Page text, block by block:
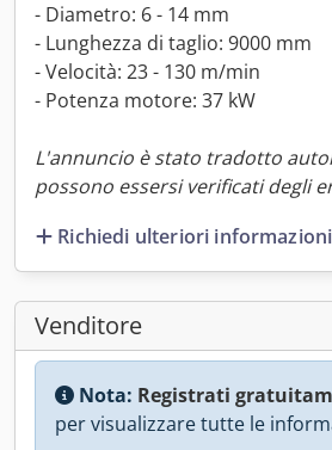
- Diametro: 6 - 14 mm
- Lunghezza di taglio: 9000 mm
- Velocità: 23 - 130 m/min
- Potenza motore: 37 kW
L'annuncio è stato tradotto
possono essersi verificati degli
Richiedi ulteriori informazioni
Venditore
Nota: Registrati
per visualizzare tutte le